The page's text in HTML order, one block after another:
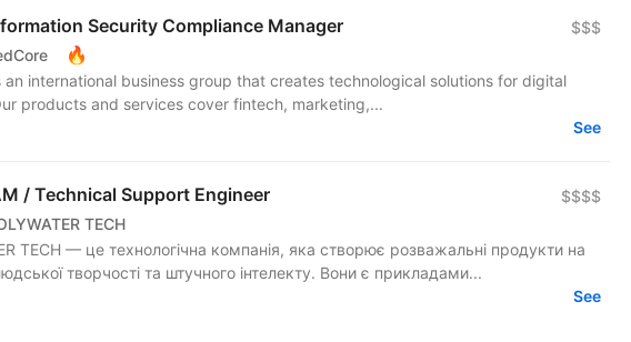
Security Compliance Manager
🔥
$$$
an international business group that creates technological solutions for digital
products and services cover fintech, marketing,...
See
/ Technical Support Engineer
TECH
$$$$
TECH — це технологічна компанія, яка створює розважальні продукти на
творчості та штучного інтелекту. Вони є прикладами...
See